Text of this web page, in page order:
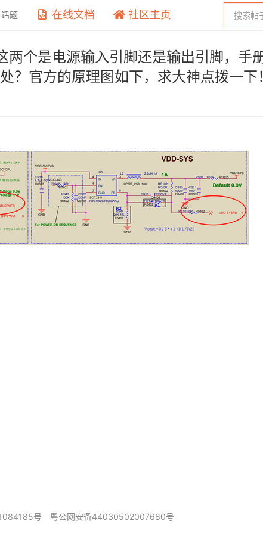
话题 在线文档 社区主页
个是电源输入引脚还是输出引脚，手
？官方的原理图如下，求大神点拨一下
号 粤公网安备44030502007680号